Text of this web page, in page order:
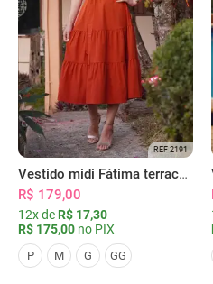
REF 2191
Vestido midi Fátima terracota
R$ 179,00
12x de R$ 17,30
R$ 175,00 no PIX
P M G GG